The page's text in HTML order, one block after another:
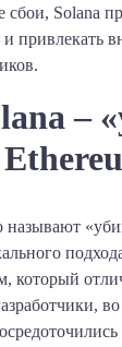
сбои, Solana
и привлекать
–
называют
который